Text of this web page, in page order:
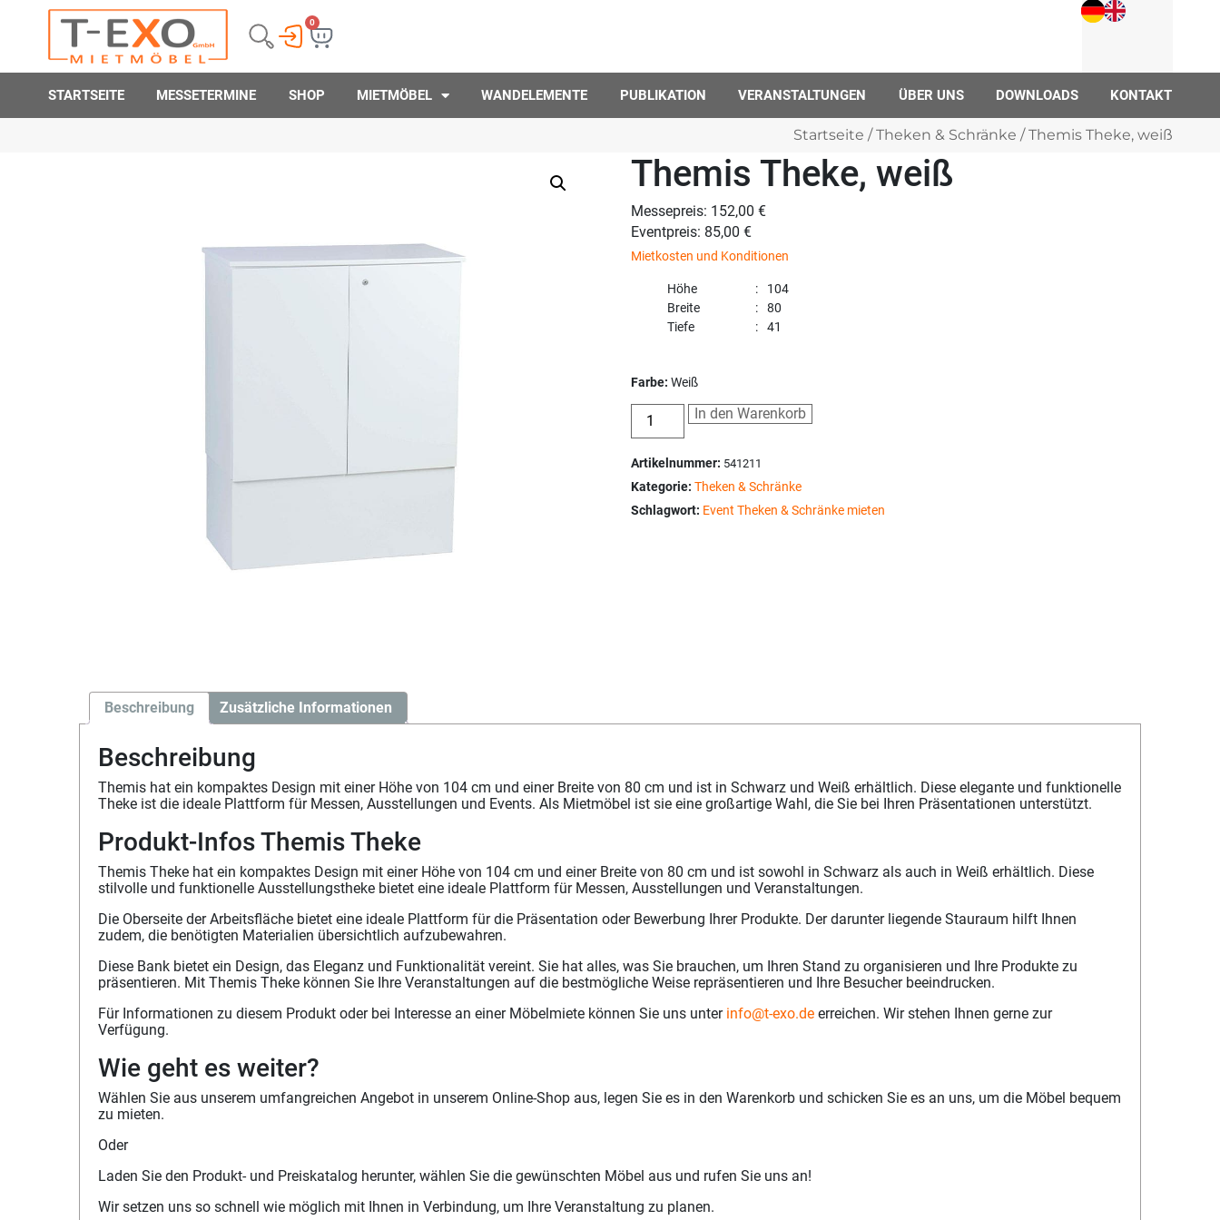
0
STARTSEITE MESSETERMINE SHOP MIETMÖBEL WANDELEMENTE PUBLIKATION VERANSTALTUNGEN ÜBER UNS DOWNLOADS KONTAKT
Startseite /Theken & Schränke / Themis Theke, weiß
Themis Theke, weiß
Messepreis: 152,00 €
Eventpreis: 85,00 €
Mietkosten und Konditionen
Höhe
104
Breite
80
Tiefe
41
Farbe:Weiß
In den Warenkorb
Artikelnummer: 541211
Kategorie:Theken & Schränke
Schlagwort: Event Theken & Schränke mieten
Beschreibung Zusätzliche Informationen
Beschreibung
Themis hat ein kompaktes Design mit einer Höhe von 104 cm und einer Breite von 80 cm und ist in Schwarz und Weiß erhältlich. Diese elegante und funktionelle
Theke ist die ideale Plattform für Messen, Ausstellungen und Events. Als Mietmöbel ist sie eine großartige Wahl, die Sie bei Ihren Präsentationen unterstützt.
Produkt-Infos Themis Theke
Themis Theke hat ein kompaktes Design mit einer Höhe von 104 cm und einer Breite von 80 cm und ist sowohl in Schwarz als auch in Weiß erhältlich. Diese
stilvolle und funktionelle Ausstellungstheke bietet eine ideale Plattform für Messen, Ausstellungen und Veranstaltungen.
Die Oberseite der Arbeitsfläche bietet eine ideale Plattform für die Präsentation oder Bewerbung Ihrer Produkte. Der darunter liegende Stauraum hilft Ihnen
zudem, die benötigten Materialien übersichtlich aufzubewahren.
Diese Bank bietet ein Design, das Eleganz und Funktionalität vereint. Sie hat alles, was Sie brauchen, um Ihren Stand zu organisieren und Ihre Produkte zu
präsentieren. Mit Themis Theke können Sie Ihre Veranstaltungen auf die bestmögliche Weise repräsentieren und Ihre Besucher beeindrucken.
Für Informationen zu diesem Produkt oder bei Interesse an einer Möbelmiete können Sie uns unter info@t-exo.de erreichen. Wir stehen Ihnen gerne zur
Verfügung.
Wie geht es weiter?
Wählen Sie aus unserem umfangreichen Angebot in unserem Online-Shop aus, legen Sie es in den Warenkorb und schicken Sie es an uns, um die Möbel bequem
zu mieten.
Oder
Laden Sie den Produkt- und Preiskatalog herunter, wählen Sie die gewünschten Möbel aus und rufen Sie uns an!
Wir setzen uns so schnell wie möglich mit Ihnen in Verbindung, um Ihre Veranstaltung zu planen.